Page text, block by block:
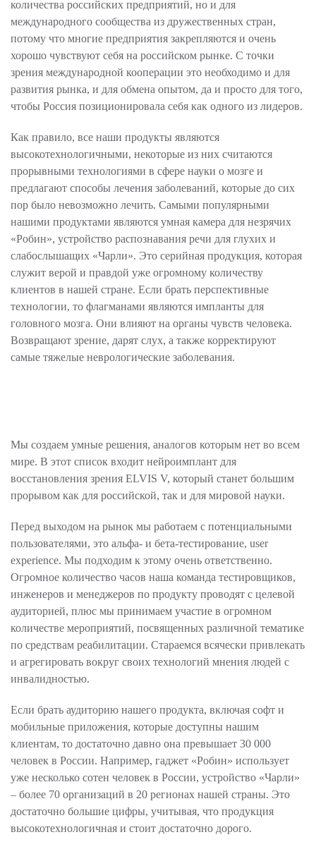
количества российских предприятий, но и для
международного сообщества из дружественных стран,
потому что многие предприятия закрепляются и очень
хорошо чувствуют себя на российском рынке. С точки
зрения международной кооперации это необходимо и для
развития рынка, и для обмена опытом, да и просто для того,
чтобы Россия позиционировала себя как одного из лидеров.
Как правило, все наши продукты являются
высокотехнологичными, некоторые из них считаются
прорывными технологиями в сфере науки о мозге и
предлагают способы лечения заболеваний, которые до сих
пор было невозможно лечить. Самыми популярными
нашими продуктами являются умная камера для незрячих
«Робин», устройство распознавания речи для глухих и
слабослышащих «Чарли». Это серийная продукция, которая
служит верой и правдой уже огромному количеству
клиентов в нашей стране. Если брать перспективные
технологии, то флагманами являются импланты для
головного мозга. Они влияют на органы чувств человека.
Возвращают зрение, дарят слух, а также корректируют
самые тяжелые неврологические заболевания.
Мы создаем умные решения, аналогов которым нет во всем
мире. В этот список входит нейроимплант для
восстановления зрения ELVIS V, который станет большим
прорывом как для российской, так и для мировой науки.
Перед выходом на рынок мы работаем с потенциальными
пользователями, это альфа- и бета-тестирование, user
experience. Мы подходим к этому очень ответственно.
Огромное количество часов наша команда тестировщиков,
инженеров и менеджеров по продукту проводят с целевой
аудиторией, плюс мы принимаем участие в огромном
количестве мероприятий, посвященных различной тематике
по средствам реабилитации. Стараемся всячески привлекать
и агрегировать вокруг своих технологий мнения людей с
инвалидностью.
Если брать аудиторию нашего продукта, включая софт и
мобильные приложения, которые доступны нашим
клиентам, то достаточно давно она превышает 30 000
человек в России. Например, гаджет «Робин» использует
уже несколько сотен человек в России, устройство «Чарли»
– более 70 организаций в 20 регионах нашей страны. Это
достаточно большие цифры, учитывая, что продукция
высокотехнологичная и стоит достаточно дорого.